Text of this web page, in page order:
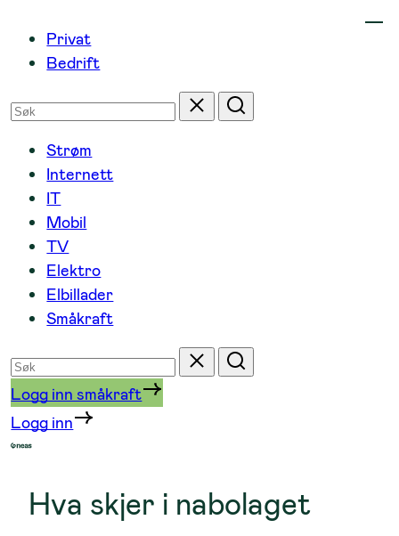
innhold
Privat
Bedrift
Søk
etter
Tilbakestill
Søk
Strøm
Internett
IT
Mobil
TV
Elektro
Elbillader
Småkraft
Søk
etter
Tilbakestill
Søk
Logg inn småkraft
Logg inn
Hva skjer i nabolaget